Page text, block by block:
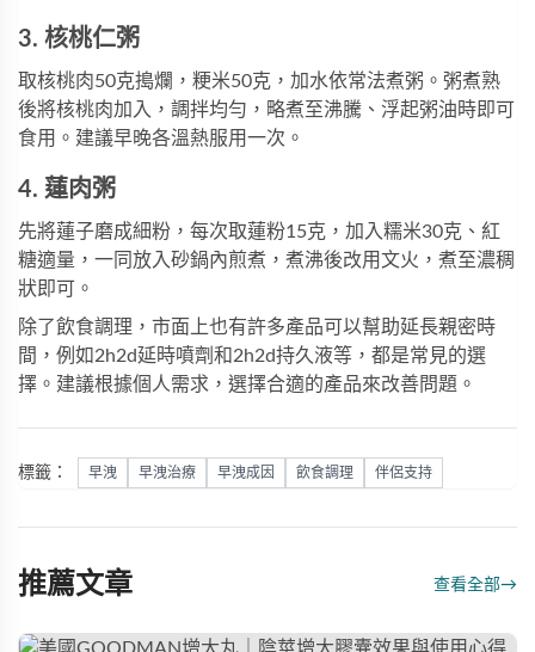
3. 核桃仁粥
取核桃肉50克搗爛，粳米50克，加水依常法煮粥。粥煮熟
後將核桃肉加入，調拌均勻，略煮至沸騰、浮起粥油時即可
食用。建議早晚各溫熱服用一次。
4. 蓮肉粥
先將蓮子磨成細粉，每次取蓮粉15克，加入糯米30克、紅
糖適量，一同放入砂鍋內煎煮，煮沸後改用文火，煮至濃稠
狀即可。
除了飲食調理，市面上也有許多產品可以幫助延長親密時
間，例如2h2d延時噴劑和2h2d持久液等，都是常見的選
擇。建議根據個人需求，選擇合適的產品來改善問題。
標籤： 早洩 早洩治療 早洩成因 飲食調理 伴侶支持
推薦文章 查看全部→